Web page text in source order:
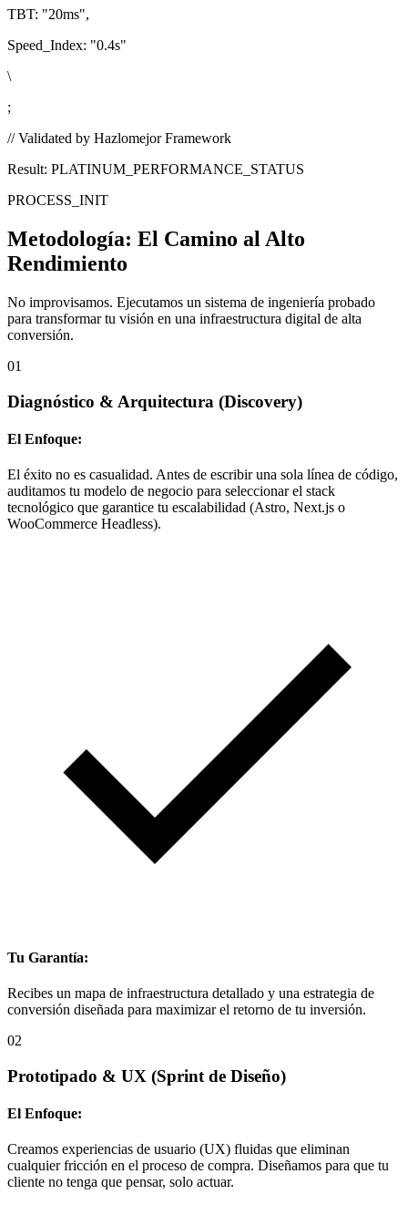
TBT: "20ms",
Speed_Index: "0.4s"
\
;
// Validated by Hazlomejor Framework
Result: PLATINUM_PERFORMANCE_STATUS
PROCESS_INIT
Metodología: El Camino al Alto
Rendimiento
No improvisamos. Ejecutamos un sistema de ingeniería probado
para transformar tu visión en una infraestructura digital de alta
conversión.
01
Diagnóstico & Arquitectura (Discovery)
El Enfoque:
El éxito no es casualidad. Antes de escribir una sola línea de código,
auditamos tu modelo de negocio para seleccionar el stack
tecnológico que garantice tu escalabilidad (Astro, Next.js o
WooCommerce Headless).
Tu Garantía:
Recibes un mapa de infraestructura detallado y una estrategia de
conversión diseñada para maximizar el retorno de tu inversión.
02
Prototipado & UX (Sprint de Diseño)
El Enfoque:
Creamos experiencias de usuario (UX) fluidas que eliminan
cualquier fricción en el proceso de compra. Diseñamos para que tu
cliente no tenga que pensar, solo actuar.